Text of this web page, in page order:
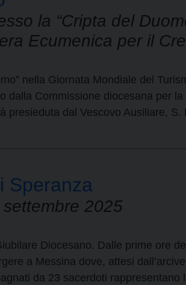
la “Cripta del
Ecumenica per il
nella Giornata Mondiale del
dalla Commissione diocesana per
presieduta dal Vescovo Ausiliare,
Speranza
2025
Diocesano. Dalle prime ore
a Messina dove, attesi
da 23 sacerdoti